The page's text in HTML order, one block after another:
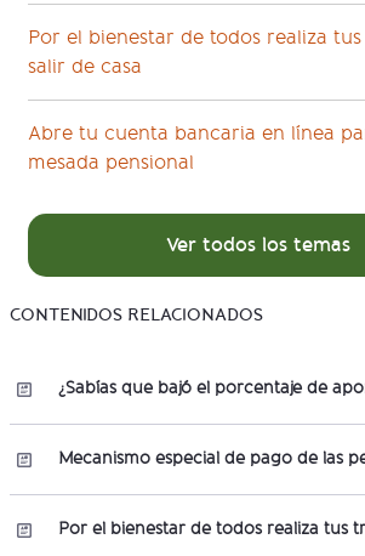
Por el bienestar de todos realiza
salir de casa
Abre tu cuenta bancaria en línea
mesada pensional
Ver todos los temas
CONTENIDOS RELACIONADOS